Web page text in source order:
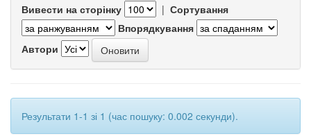
Вивести на сторінку | Сортування
Впорядкування
Автори
Результати 1-1 зі 1 (час пошуку: 0.002 секунди).